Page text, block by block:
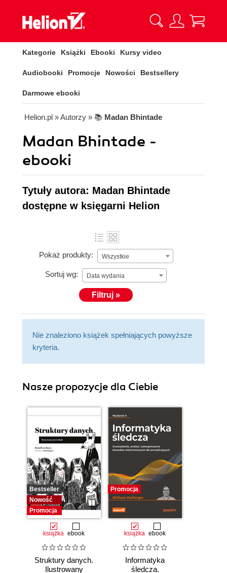
Kategorie Książki Ebooki Kursy video
Audiobooki Promocje Nowości Bestsellery
Darmowe ebooki
Helion.pl » Autorzy » 📚 Madan Bhintade
Madan Bhintade -
ebooki
Tytuły autora: Madan Bhintade
dostępne w księgarni Helion
Pokaż produkty: Wszystkie
Sortuj wg: Data wydania
Filtruj »
Nie znaleziono książek spełniających powyższe
kryteria.
Nasze propozycje dla Ciebie
Bestseller
Nowość
Promocja
książka ebook
Struktury danych.
Ilustrowany
Promocja
książka ebook
Informatyka
śledcza.